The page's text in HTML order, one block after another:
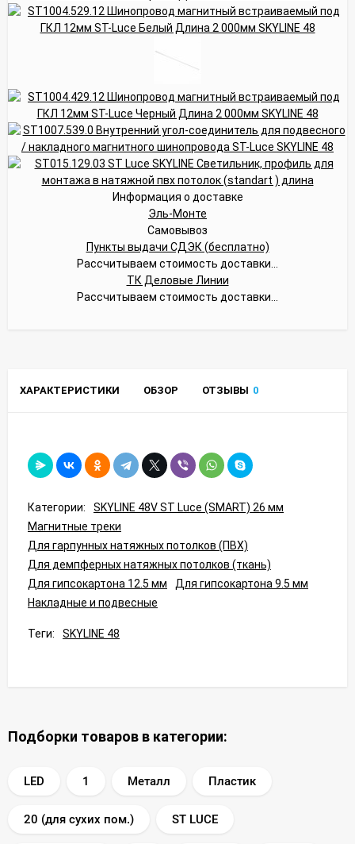
Информация о доставке
Эль-Монте
Самовывоз
Пункты выдачи СДЭК (бесплатно)
Рассчитываем стоимость доставки...
ТК Деловые Линии
Рассчитываем стоимость доставки...
ХАРАКТЕРИСТИКИ ОБЗОР ОТЗЫВЫ 0
Категории:
SKYLINE 48V ST Luce (SMART) 26 мм
Магнитные треки
Для гарпунных натяжных потолков (ПВХ)
Для демпферных натяжных потолков (ткань)
Для гипсокартона 12.5 мм
Для гипсокартона 9.5 мм
Накладные и подвесные
Теги: SKYLINE 48
Подборки товаров в категории:
LED 1 Металл Пластик
20 (для сухих пом.) ST LUCE